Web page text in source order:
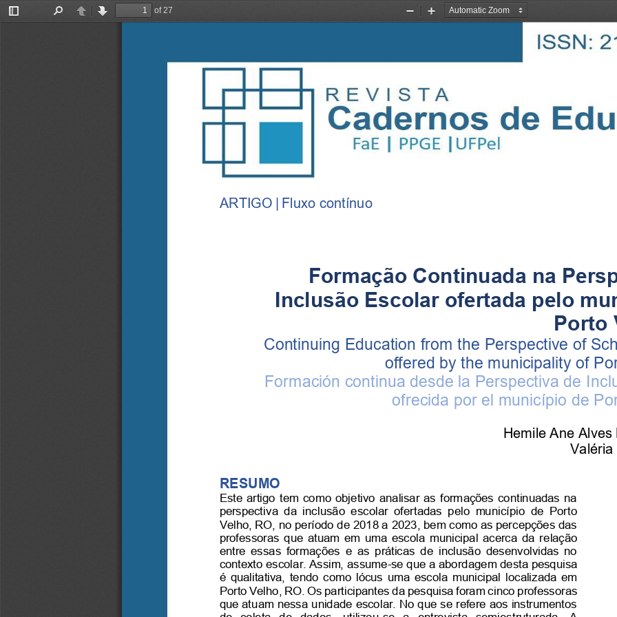
Toggle
PreviousNext
of 27
Zoom
Zoom
ARTIGO | Fluxo contínuo
Formação Continuada na
Inclusão Escolar ofertada pelo
Porto
Continuing Education from the Perspective of
offered by the municipality of
Formación continua desde la Perspectiva de Inc
ofrecida por el município de
Hemile Ane Alves
Valéria
RESUMO
Este  artigo  tem  como  objetivo  analisar  as  formações  continuadas  na
perspectiva  da  inclusão  escolar  ofertadas  pelo  município  de  Porto
Velho, RO, no período de 2018 a 2023, bem como as percepções das
professoras  que  atuam  em  uma  escola  municipal  acerca  da  relação
entre  essas  formações  e  as  práticas  de  inclusão  desenvolvidas  no
contexto escolar. Assim, assume-se que a abordagem desta pesquisa
é  qualitativa,  tendo  como  lócus  uma  escola  municipal  localizada  em
Porto Velho, RO. Os participantes da pesquisa foram cinco professoras
que atuam nessa unidade escolar. No que se refere aos instrumentos